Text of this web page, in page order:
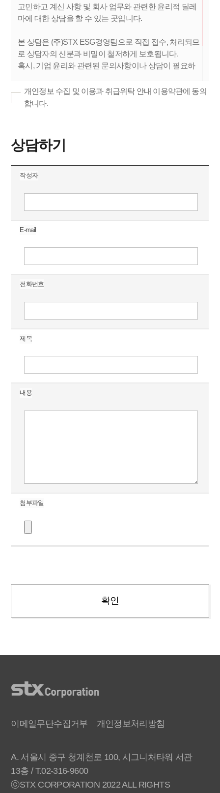
고민하고 계신 사항 및 회사 업무와 관련한 윤리적 딜레
마에 대한 상담을 할 수 있는 곳입니다.
본 상담은 (주)STX ESG경영팀으로 직접 접수, 처리되므
로 상담자의 신분과 비밀이 철저하게 보호됩니다.
혹시, 기업 윤리와 관련된 문의사항이나 상담이 필요하
시일 내에 귀하의 e-mail이나 전화를 통해 답변을 드리도
록 하겠습니다.
위를 근절할 수 있는 제안 등과 관련하여서는 사이버신
개인정보 수집 및 이용과 취급위탁 안내 이용약관에 동의
합니다.
상담하기
작성자
E-mail
전화번호
제목
내용
첨부파일
확인
이메일무단수집거부 개인정보처리방침
A. 서울시 중구 청계천로 100, 시그니처타워 서관
13층 / T.02-316-9600
ⓒSTX CORPORATION 2022 ALL RIGHTS